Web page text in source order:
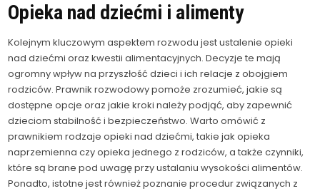
Opieka nad dziećmi i alimenty
Kolejnym kluczowym aspektem rozwodu jest ustalenie opieki
nad dziećmi oraz kwestii alimentacyjnych. Decyzje te mają
ogromny wpływ na przyszłość dzieci i ich relacje z obojgiem
rodziców. Prawnik rozwodowy pomoże zrozumieć, jakie są
dostępne opcje oraz jakie kroki należy podjąć, aby zapewnić
dzieciom stabilność i bezpieczeństwo. Warto omówić z
prawnikiem rodzaje opieki nad dziećmi, takie jak opieka
naprzemienna czy opieka jednego z rodziców, a także czynniki,
które są brane pod uwagę przy ustalaniu wysokości alimentów.
Ponadto, istotne jest również poznanie procedur związanych z